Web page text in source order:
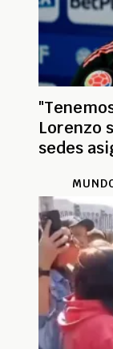
Lorenzo
sedes